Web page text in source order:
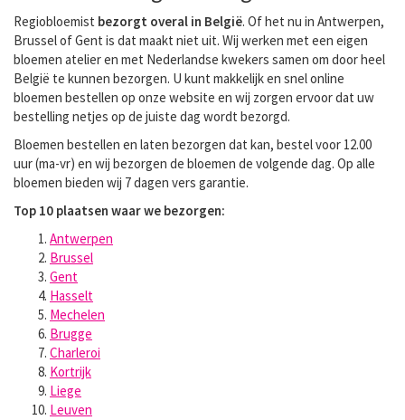
Regiobloemist bezorgt overal in België. Of het nu in Antwerpen,
Brussel of Gent is dat maakt niet uit. Wij werken met een eigen
bloemen atelier en met Nederlandse kwekers samen om door heel
België te kunnen bezorgen. U kunt makkelijk en snel online
bloemen bestellen op onze website en wij zorgen ervoor dat uw
bestelling netjes op de juiste dag wordt bezorgd.
Bloemen bestellen en laten bezorgen dat kan, bestel voor 12.00
uur (ma-vr) en wij bezorgen de bloemen de volgende dag. Op alle
bloemen bieden wij 7 dagen vers garantie.
Top 10 plaatsen waar we bezorgen:
Antwerpen
Brussel
Gent
Hasselt
Mechelen
Brugge
Charleroi
Kortrijk
Liege
Leuven